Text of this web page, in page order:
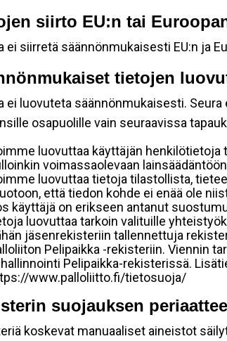
siirto EU:n tai
ei siirretä säännönmukaisesti EU:n ja
tietojen
ei luovuteta säännönmukaisesti.
osapuolille vain seuraavissa
luovuttaa käyttäjän
voimassaolevaan
luovuttaa tietoja tilastollista,
että tiedon kohde ei enää ole
käyttäjä on erikseen antanut
luovuttaa tarkoin valituille
jäsenrekisteriin tallennettuja
Pelipaikka -rekisteriin. Viennin
hallinnointi Pelipaikka-rekisterissä.
www.palloliitto.fi/tietosuoja/
suojauksen
koskevat manuaaliset aineistot